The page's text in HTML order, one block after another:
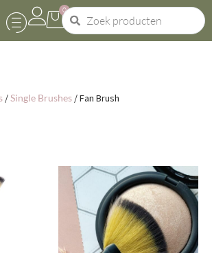
0
/Single Brushes / Fan Brush